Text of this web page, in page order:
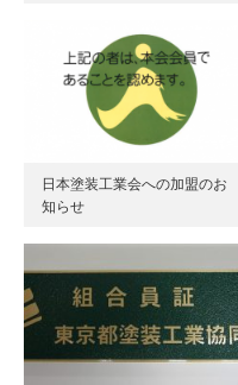
日本塗装工業会への加盟のお
知らせ